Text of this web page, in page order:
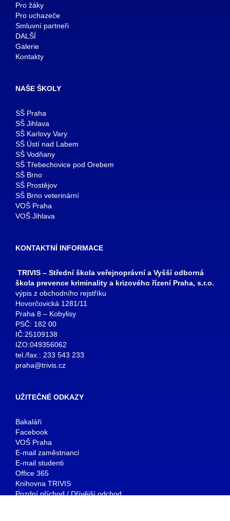
Pro žáky
Pro uchazeče
Smluvní partneři
DALŠÍ
Galerie
Kontakty
NAŠE ŠKOLY
SŠ Praha
SŠ Jihlava
SŠ Karlovy Vary
SŠ Ústí nad Labem
SŠ Vodňany
SŠ Třebechovice pod Orebem
SŠ Brno
SŠ Prostějov
SŠ Brno veterinární
VOŠ Praha
VOŠ Jihlava
KONTAKTNÍ INFORMACE
TRIVIS – Střední škola veřejnoprávní a Vyšší odborná
škola prevence kriminality a krizového řízení Praha, s.r.o.
výpis z obchodního rejstříku
Hovorčovická 1281/11
Praha 8 – Kobylisy
PSČ: 182 00
IČ:25109138
IZO:049356062
tel./fax.: 233 543 233
praha@trivis.cz
UŽITEČNÉ ODKAZY
Bakaláři
Facebook
VOŠ Praha
E-mail zaměstnanci
E-mail studenti
Office 365
Knihovna TRIVIS
Pozdní příchod / Dřívější odchod